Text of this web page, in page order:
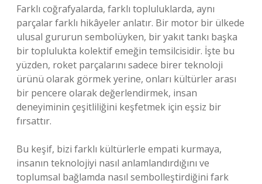
Farklı coğrafyalarda, farklı topluluklarda, aynı
parçalar farklı hikâyeler anlatır. Bir motor bir ülkede
ulusal gururun sembolüyken, bir yakıt tankı başka
bir toplulukta kolektif emeğin temsilcisidir. İşte bu
yüzden, roket parçalarını sadece birer teknoloji
ürünü olarak görmek yerine, onları kültürler arası
bir pencere olarak değerlendirmek, insan
deneyiminin çeşitliliğini keşfetmek için eşsiz bir
fırsattır.
Bu keşif, bizi farklı kültürlerle empati kurmaya,
insanın teknolojiyi nasıl anlamlandırdığını ve
toplumsal bağlamda nasıl sembolleştirdiğini fark